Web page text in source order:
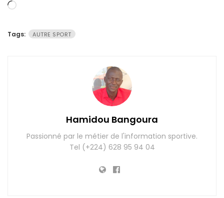
Chargement…
Tags: AUTRE SPORT
Hamidou Bangoura
Passionné par le métier de l'information sportive.
Tel (+224) 628 95 94 04